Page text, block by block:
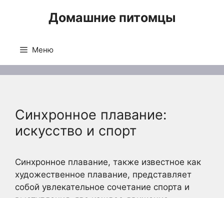
Домашние питомцы
Меню
Синхронное плавание:
искусство и спорт
Синхронное плавание, также известное как
художественное плавание, представляет
собой увлекательное сочетание спорта и